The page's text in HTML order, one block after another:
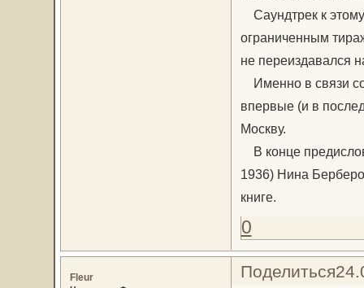
Саундтрек к
ограниченным
не переиздавался
Именно в связи
впервые (и в
Москву.
В конце
1936) Нина
книге.
0
Поделиться
Fleur